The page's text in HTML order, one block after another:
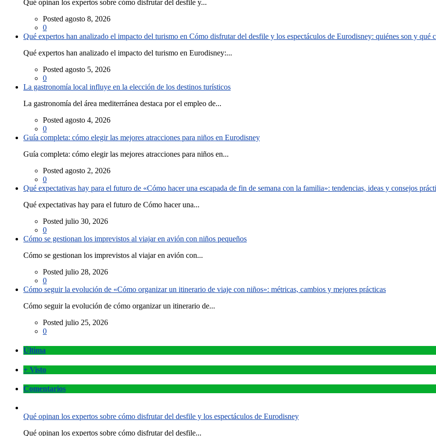
Qué opinan los expertos sobre cómo disfrutar del desfile y...
Posted agosto 8, 2026
0
Qué expertos han analizado el impacto del turismo en Cómo disfrutar del desfile y los espectáculos de Eurodisney: quiénes son y qué
Qué expertos han analizado el impacto del turismo en Eurodisney:...
Posted agosto 5, 2026
0
La gastronomía local influye en la elección de los destinos turísticos
La gastronomía del área mediterránea destaca por el empleo de...
Posted agosto 4, 2026
0
Guía completa: cómo elegir las mejores atracciones para niños en Eurodisney
Guía completa: cómo elegir las mejores atracciones para niños en...
Posted agosto 2, 2026
0
Qué expectativas hay para el futuro de «Cómo hacer una escapada de fin de semana con la familia»: tendencias, ideas y consejos
Qué expectativas hay para el futuro de Cómo hacer una...
Posted julio 30, 2026
0
Cómo se gestionan los imprevistos al viajar en avión con niños pequeños
Cómo se gestionan los imprevistos al viajar en avión con...
Posted julio 28, 2026
0
Cómo seguir la evolución de «Cómo organizar un itinerario de viaje con niños»: métricas, cambios y mejores prácticas
Cómo seguir la evolución de cómo organizar un itinerario de...
Posted julio 25, 2026
0
Última
+ Visto
Comentarios
Qué opinan los expertos sobre cómo disfrutar del desfile y los espectáculos de Eurodisney
Qué opinan los expertos sobre cómo disfrutar del desfile...